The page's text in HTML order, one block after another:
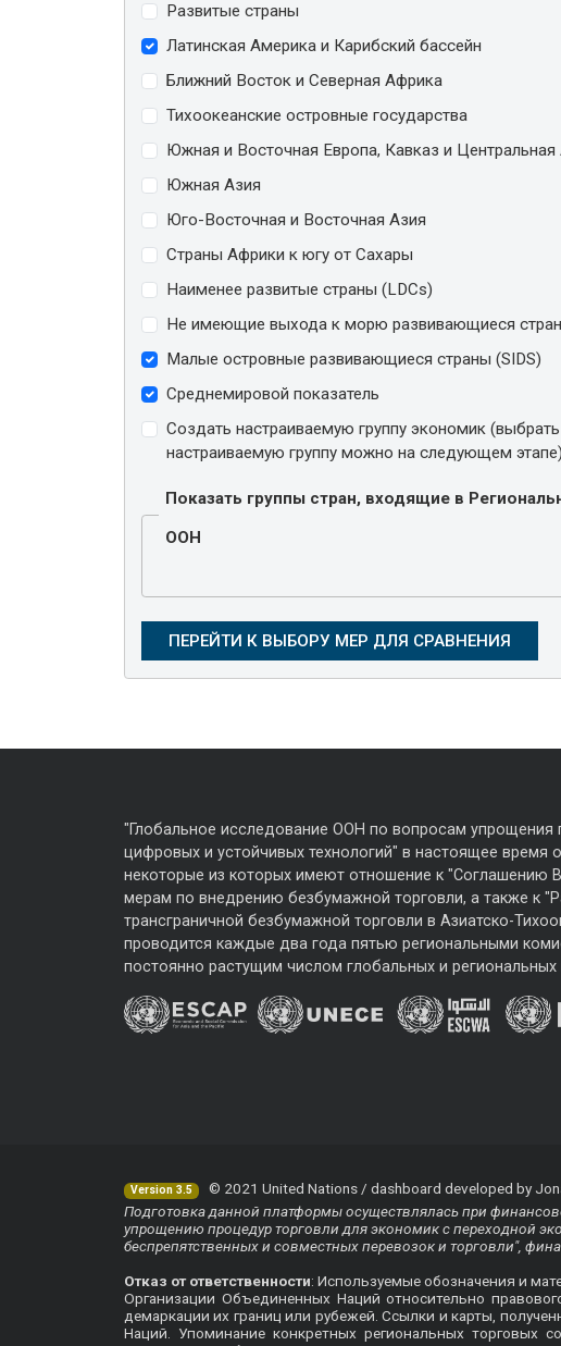
Развитые страны
Латинская Америка и Карибский бассейн
Ближний Восток и Северная Африка
Тихоокеанские островные государства
Южная и Восточная Европа, Кавказ и Центральная
Южная Азия
Юго-Восточная и Восточная Азия
Страны Африки к югу от Сахары
Наименее развитые страны (LDCs)
Не имеющие выхода к морю развивающиеся
Малые островные развивающиеся страны (SIDS)
Среднемировой показатель
Создать настраиваемую группу экономик
настраиваемую группу можно на следующем этапе)
Показать группы стран, входящие в
ООН
"Глобальное исследование ООН по вопросам упрощения
цифровых и устойчивых технологий" в настоящее время
некоторые из которых имеют отношение к "Соглашению
мерам по внедрению безбумажной торговли, а также к
трансграничной безбумажной торговли в Азиатско-
проводится каждые два года пятью региональными
постоянно растущим числом глобальных и региональных
Version 3.5
© 2021 United Nations / dashboard developed by
Подготовка данной платформы осуществлялась при
упрощению процедур торговли для экономик с переходной
беспрепятственных и совместных перевозок и торговли",
Отказ от ответственности: Используемые обозначения и
Организации Объединенных Наций относительно
демаркации их границ или рубежей. Ссылки и карты,
Наций. Упоминание конкретных региональных торговых